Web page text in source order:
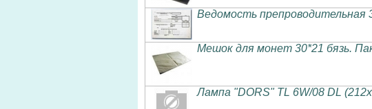
Ведомость
Мешок для монет 30*21 бязь.
Лампа "DORS" TL 6W/08 DL